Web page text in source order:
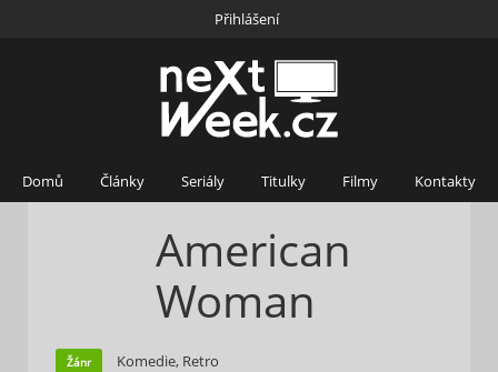
Přihlášení
Domů Články Seriály Titulky Filmy Kontakty
American
Woman
Žánr Komedie, Retro